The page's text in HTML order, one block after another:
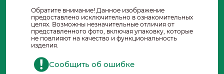
Обратите внимание! Данное изображение
предоставлено исключительно в ознакомительных
целях. Возможны незначительные отличия от
представленного фото, включая упаковку, которые
не повлияют на качество и функциональность
изделия.
Сообщить об ошибке